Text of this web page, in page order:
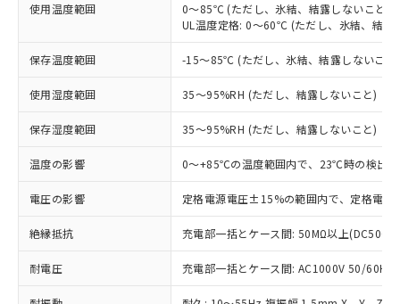
使用温度範囲
0～85℃ (ただし、氷結、結露しないこと)
UL温度定格: 0～60℃ (ただし、氷結、結露
保存温度範囲 -15～85℃ (ただし、氷結、結露しないこと)
使用湿度範囲 35～95%RH (ただし、結露しないこと)
保存湿度範囲 35～95%RH (ただし、結露しないこと)
温度の影響 0～+85℃の温度範囲内で、23℃時の検出
電圧の影響 定格電源電圧±15%の範囲内で、定格電
絶縁抵抗 充電部一括とケース間: 50MΩ以上(DC500V
耐電圧 充電部一括とケース間: AC1000V 50/60Hz
ご利用条件
以下の条件をお読みいただき、同意のうえ
ご利用ください。
本サービスは、当社制御機器事業取扱
商品の当社在庫状況および標準価格
(税抜)を提供させていただくもので
当社制御機器事業取扱商品の中には、
本サービスの対象外となる商品もある
ことをご了承ください。
在庫状況および標準価格照会結果は、
記載している更新日時点での社内デー
対応予定：EU RoHS指令（10物質）の非含
有に対応した製品に切り替える予定のある
商品です。
対応予定なし：EU RoHS指令（10物質）の
非含有に非対応の商品で、対応品を出す予
定はありません。
調査・確認中：EU RoHS指令（10物質）の
非含有の対応状況を調査中または確認中の
商品です。
非該当品：ライセンス料など無形物で、有
害物質有無と関係のない商品です。
いたものが、含有品と判明した場合などや
むを得ず変更することがあります。
*EU RoHS指令（10物質）：
※1 中国RoHS○×表
「○」：最大均質材料含有率が中国RoHSの
基準値以下であることを示します。
「×」：最大均質材料含有率が中国RoHSの
基準値を超えていることを示します。
い合わせください。
為替および外国貿易法に定める商品
（以下｢規制貨物等」という）を輸出